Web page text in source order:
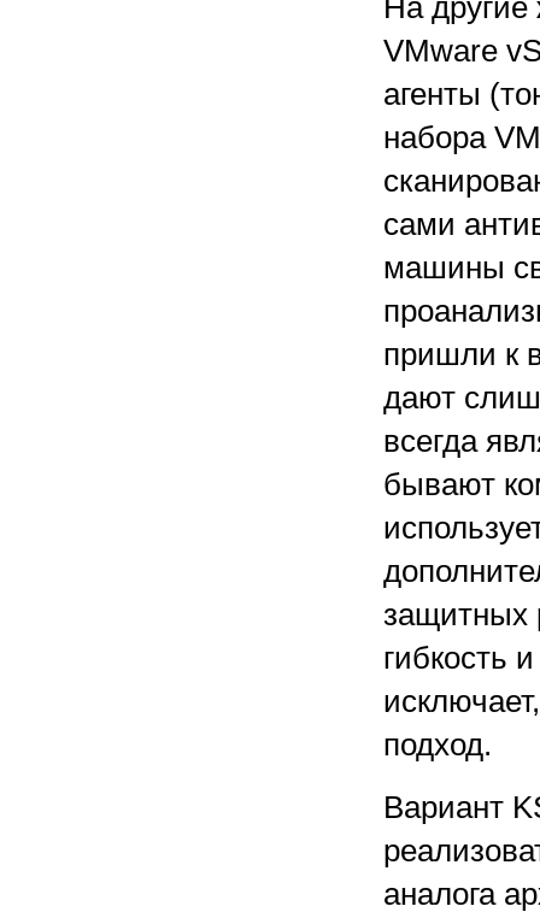
На
VMware
агенты
набора
сами
машины
пришли к
дают
всегда
бывают
защитных
гибкость
подход.
Вариант
аналога